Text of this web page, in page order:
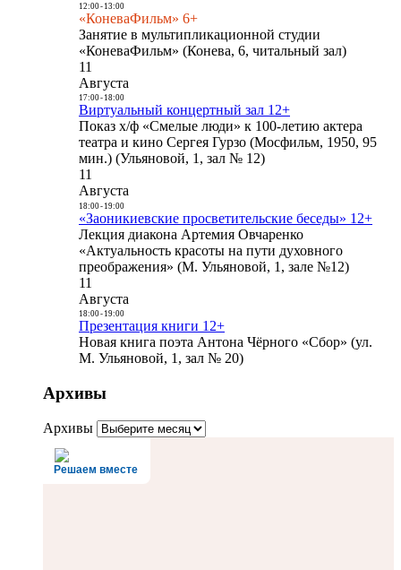
12:00- 13:00
«КоневаФильм» 6+
Занятие в мультипликационной студии
«КоневаФильм» (Конева, 6, читальный зал)
11
Августа
17:00- 18:00
Виртуальный концертный зал 12+
Показ х/ф «Смелые люди» к 100-летию актера
театра и кино Сергея Гурзо (Мосфильм, 1950, 95
мин.) (Ульяновой, 1, зал № 12)
11
Августа
18:00- 19:00
«Заоникиевские просветительские беседы» 12+
Лекция диакона Артемия Овчаренко
«Актуальность красоты на пути духовного
преображения» (М. Ульяновой, 1, зале №12)
11
Августа
18:00- 19:00
Презентация книги 12+
Новая книга поэта Антона Чёрного «Сбор» (ул.
М. Ульяновой, 1, зал № 20)
Архивы
Архивы
Решаем вместе